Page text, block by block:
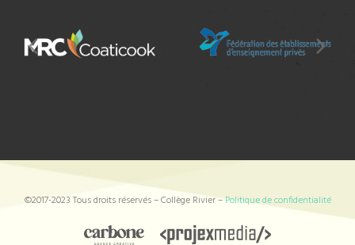
©2017-2023 Tous droits réservés – Collège Rivier –Politique de confidentialité